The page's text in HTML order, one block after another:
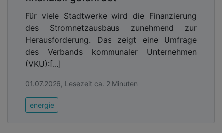
Für viele Stadtwerke wird die Finanzierung
des Stromnetzausbaus zunehmend zur
Herausforderung. Das zeigt eine Umfrage
des Verbands kommunaler Unternehmen
(VKU):[...]
01.07.2026, Lesezeit ca. 2 Minuten
energie